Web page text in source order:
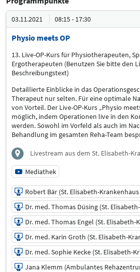
03.11.2021 08:15 - 17:30
Physio meets OP
13. Live-OP-Kurs für Physiotherapeuten,
Ergotherapeuten (Benutzen Sie bitte den
Beschreibungstext)
Detaillierte Einblicke in das
Therapeut nur selten. Für eine optimale
von Vorteil. Der Live-OP-Kurs „Physio
möglich, indem Operationen live in den
werden. Sowohl im Vorfeld als auch im
Behandlung im gesamten Reha-Team
Livestream aus dem St. Elisabeth-
Mediathek
Robert Bär (St. Elisabeth-Krankenhaus
Dr. med. Thomas Düsing (St.
Dr. med. Thomas Engel (St. Elisabeth-
Dr. med. Karin Groth (St. Elisabeth-
Dr. med. Sophie Kecke (St. Elisabeth-
Jana Klemm (Ambulantes